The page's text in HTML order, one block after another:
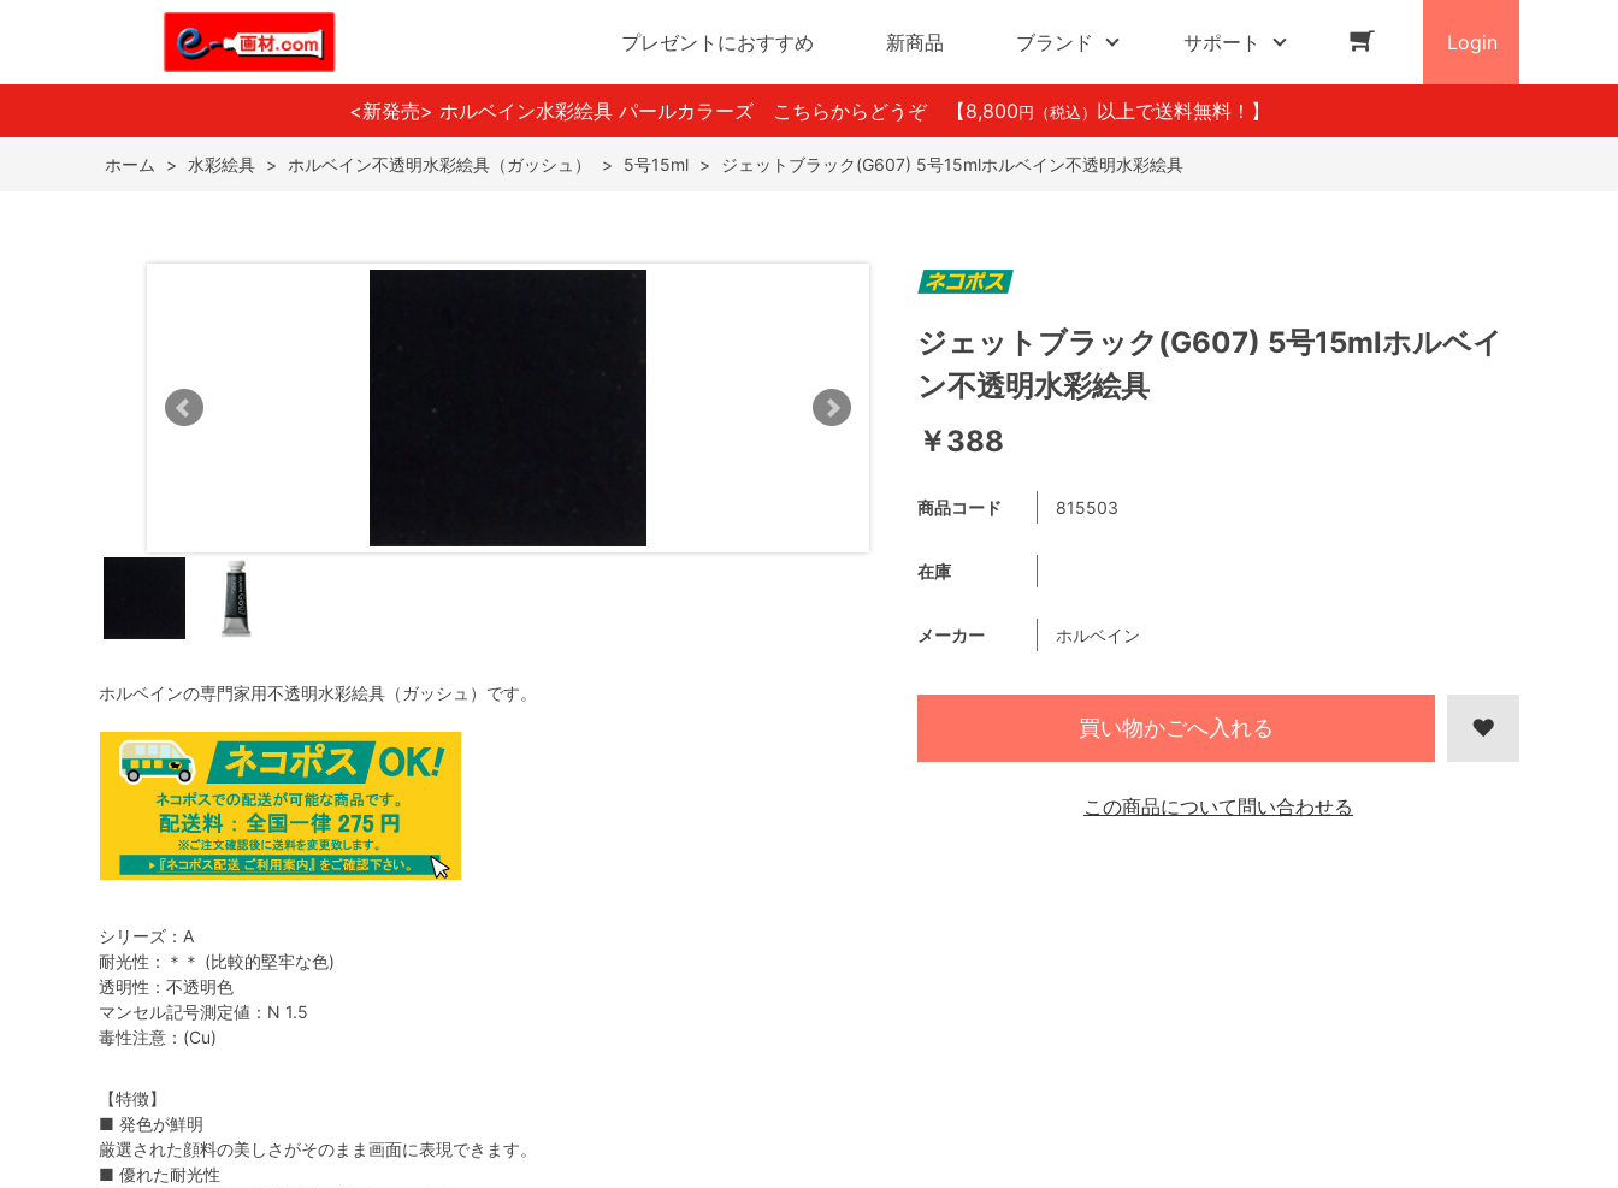
プレゼントにおすすめ 新商品 ブランド サポート Login
<新発売> ホルベイン水彩絵具 パールカラーズ こちらからどうぞ 【8,800 円（税込） 以上で送料無料！】
ホーム > 水彩絵具 > ホルベイン不透明水彩絵具（ガッシュ） > 5号15ml > ジェットブラック(G607) 5号15mlホルベイン不透明水彩絵具
ホルベインの専門家用不透明水彩絵具（ガッシュ）です。
シリーズ：A
耐光性：＊＊ (比較的堅牢な色)
透明性：不透明色
マンセル記号測定値：N 1.5
毒性注意：(Cu)
【特徴】
■ 発色が鮮明
厳選された顔料の美しさがそのまま画面に表現できます。
■ 優れた耐光性
ジェットブラック(G607) 5号15mlホルベイ
ン不透明水彩絵具
￥388
商品コード 815503
在庫
メーカー ホルベイン
買い物かごへ入れる
この商品について問い合わせる